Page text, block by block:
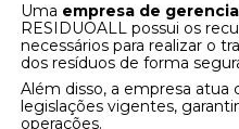
Uma empresa de
RESIDUOALL possui os
necessários para realizar o
dos resíduos de forma
Além disso, a empresa atua
legislações vigentes,
operações.